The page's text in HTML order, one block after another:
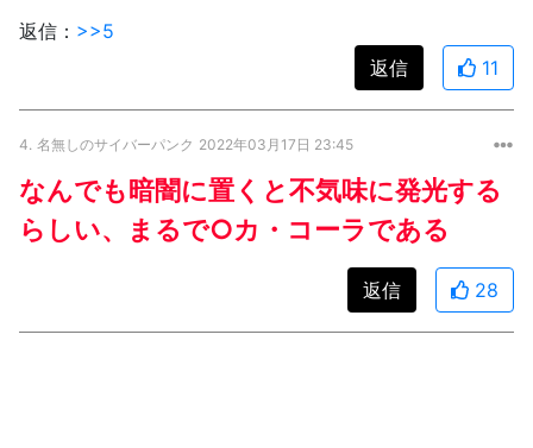
返信： >>5
返信
11
4. 名無しのサイバーパンク 2022年03月17日 23:45
なんでも暗闇に置くと不気味に発光する
らしい、まるで○カ・コーラである
返信 28